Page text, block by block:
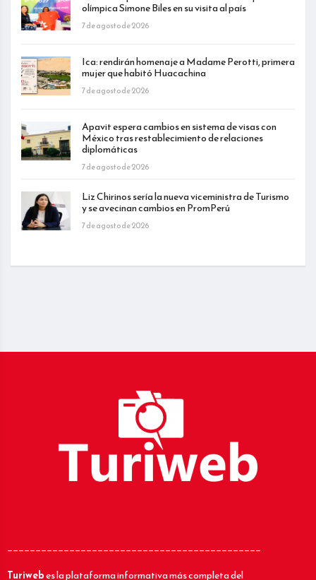
olímpica Simone Biles en su visita al país
7 de agosto de 2026
Ica: rendirán homenaje a Madame Perotti, primera
mujer que habitó Huacachina
7 de agosto de 2026
Apavit espera cambios en sistema de visas con
México tras restablecimiento de relaciones
diplomáticas
7 de agosto de 2026
Liz Chirinos sería la nueva viceministra de Turismo
y se avecinan cambios en PromPerú
7 de agosto de 2026
_____________________________________________
Turiwebes la plataforma informativa más completa del